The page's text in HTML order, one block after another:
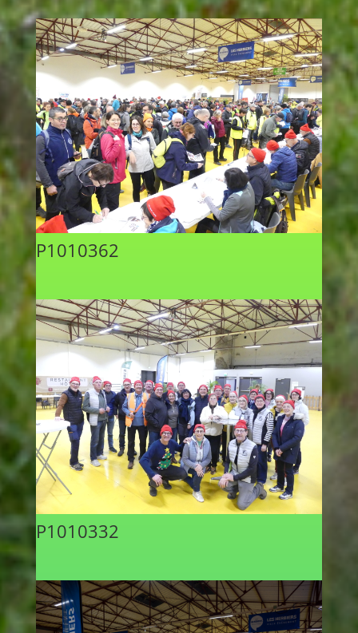
P1010362
P1010332